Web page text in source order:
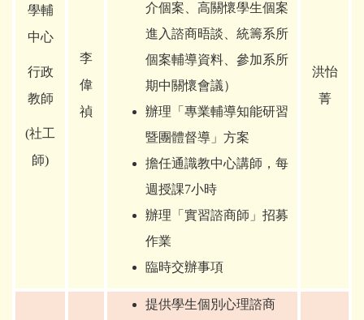
學輔
中心
行政
教師
(社工
師)
李
偉
禎
介個案、高關懷學生個案
進入諮商晤談、統籌系所
個案輔導資料、參加系所
期中關懷會議）
辦理「專業輔導知能研習
暨團體督導」方案
擔任通識教中心講師，每
週授課7小時
辦理「實習諮商師」招募
作業
臨時交辦事項
洪怡
菁
提供學生個別心理諮商